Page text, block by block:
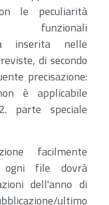
le peculiarità
inserita nelle
di secondo
precisazione:
è applicabile
parte speciale
facilmente
ogni file dovrà
dell'anno di
ultimo